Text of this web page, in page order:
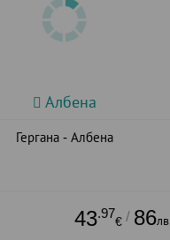
Албена
Гергана - Албена
43.97
€ / 86лв.